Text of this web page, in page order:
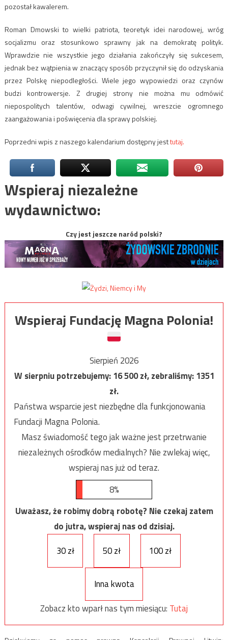
pozostał kawalerem.
Roman Dmowski to wielki patriota, teoretyk idei narodowej, wróg
socjalizmu oraz stosunkowo sprawny jak na demokratę polityk.
Wprawdzie nie wszystkie jego działania zakończyły się sukcesem,
jednak bez wątpienia w znaczący sposób przyczynił się do odzyskania
przez Polskę niepodległości. Wiele jego wypowiedzi oraz czynów
budzi kontrowersje. Z drugiej strony nie można mu odmówić
niepospolitych talentów, odwagi cywilnej, wreszcie ogromnego
zaangażowania i poświęcenia dla sprawy polskiej.
Poprzedni wpis z naszego kalendarium dostępny jesttutaj.
Wspieraj niezależne
wydawnictwo:
Czy jest jeszcze naród polski?
Wspieraj Fundację Magna Polonia!
Sierpień 2026
W sierpniu potrzebujemy:16 500zł, zebraliśmy:1351
zł.
Państwa wsparcie jest niezbędne dla funkcjonowania
Fundacji Magna Polonia.
Masz świadomość tego jak ważne jest przetrwanie
niezależnych ośrodków medialnych? Nie zwlekaj więc,
wspieraj nas już od teraz.
8%
Uważasz, że robimy dobrą robotę? Nie czekaj zatem
do jutra, wspieraj nas od dzisiaj.
30 zł
50 zł 100 zł
Inna kwota
Zobacz kto wparł nas tym miesiącu: Tutaj